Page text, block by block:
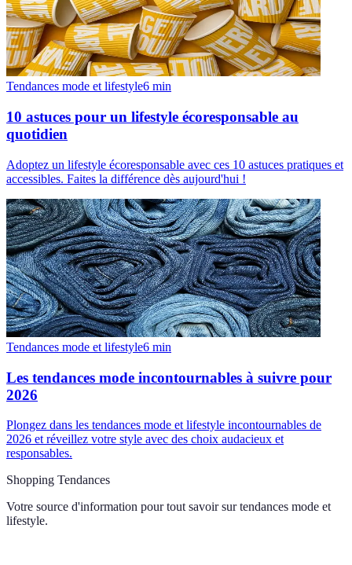
Tendances mode et lifestyle6 min
10 astuces pour un lifestyle écoresponsable au
quotidien
Adoptez un lifestyle écoresponsable avec ces 10 astuces pratiques et
accessibles. Faites la différence dès aujourd'hui !
Tendances mode et lifestyle6 min
Les tendances mode incontournables à suivre pour
2026
Plongez dans les tendances mode et lifestyle incontournables de
2026 et réveillez votre style avec des choix audacieux et
responsables.
Shopping Tendances
Votre source d'information pour tout savoir sur tendances mode et
lifestyle.